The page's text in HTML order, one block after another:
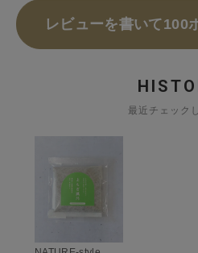
レビューを書いて100
最近チェック